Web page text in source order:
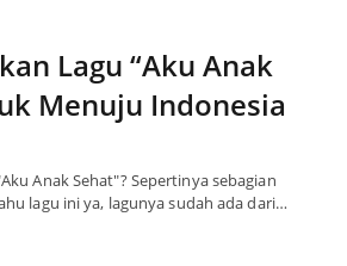
Lagu “Aku Anak
Menuju Indonesia
Anak Sehat"? Sepertinya sebagian
lagu ini ya, lagunya sudah ada dari…